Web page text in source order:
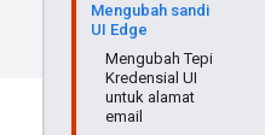
Mengubah sandi
UI Edge
Mengubah Tepi
Kredensial UI
untuk alamat
email